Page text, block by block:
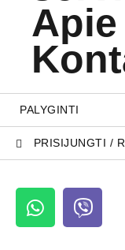
PALYGINTI
PRISIJUNGTI /